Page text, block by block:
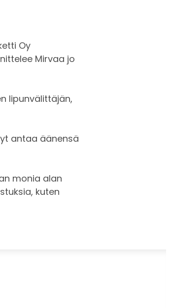
Oy
Mirvaa jo
lipunvälittäjän,
antaa äänensä
monia alan
kuten